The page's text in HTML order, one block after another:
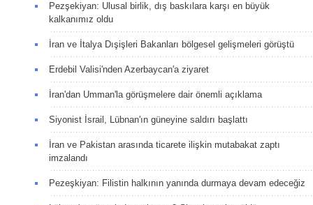
Pezşekiyan: Ulusal birlik, dış baskılara karşı en büyük
kalkanımız oldu
İran ve İtalya Dışişleri Bakanları bölgesel gelişmeleri görüştü
Erdebil Valisi'nden Azerbaycan'a ziyaret
İran'dan Umman'la görüşmelere dair önemli açıklama
Siyonist İsrail, Lübnan'ın güneyine saldırı başlattı
İran ve Pakistan arasında ticarete ilişkin mutabakat zaptı
imzalandı
Pezeşkiyan: Filistin halkının yanında durmaya devam edeceğiz